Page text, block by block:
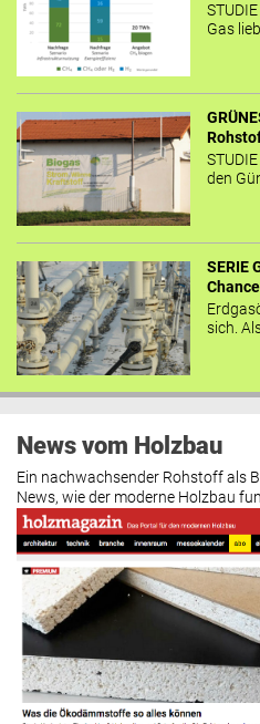
Gas
den
SERIE
sich.
News vom Holzbau
Ein nachwachsender Rohstoff als
News, wie der moderne Holzbau